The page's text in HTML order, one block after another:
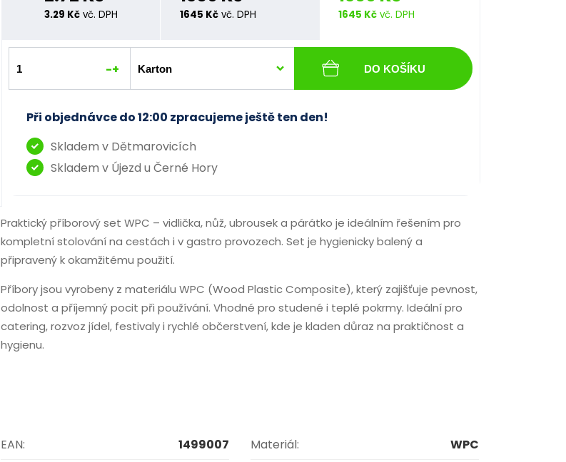
3.29 Kčvč. DPH 1645 Kčvč. DPH 1645 Kčvč. DPH
-+ DO KOŠÍKU
Při objednávce do 12:00 zpracujeme ještě ten den!
Skladem v Dětmarovicích
Skladem v Újezd u Černé Hory
Praktický příborový set WPC – vidlička, nůž, ubrousek a párátko je ideálním řešením pro
kompletní stolování na cestách i v gastro provozech. Set je hygienicky balený a
připravený k okamžitému použití.
Příbory jsou vyrobeny z materiálu WPC (Wood Plastic Composite), který zajišťuje pevnost,
odolnost a příjemný pocit při používání. Vhodné pro studené i teplé pokrmy. Ideální pro
catering, rozvoz jídel, festivaly i rychlé občerstvení, kde je kladen důraz na praktičnost a
hygienu.
EAN: 1499007 Materiál: WPC